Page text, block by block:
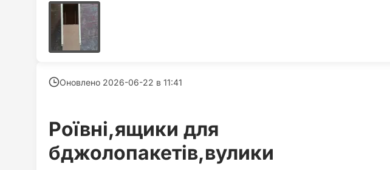
Оновлено 2026-06-22 в 11:41
Роївні,ящики для
бджолопакетів,вулики